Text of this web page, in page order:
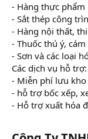
- Hàng thực
- Sắt thép công
- Hàng nội thất,
- Thuốc thú ý,
- Sơn và các loại
Các dịch vụ hỗ trợ:
- Miễn phí lưu kho
- hỗ trợ bốc xếp,
- Hỗ trợ xuất hóa